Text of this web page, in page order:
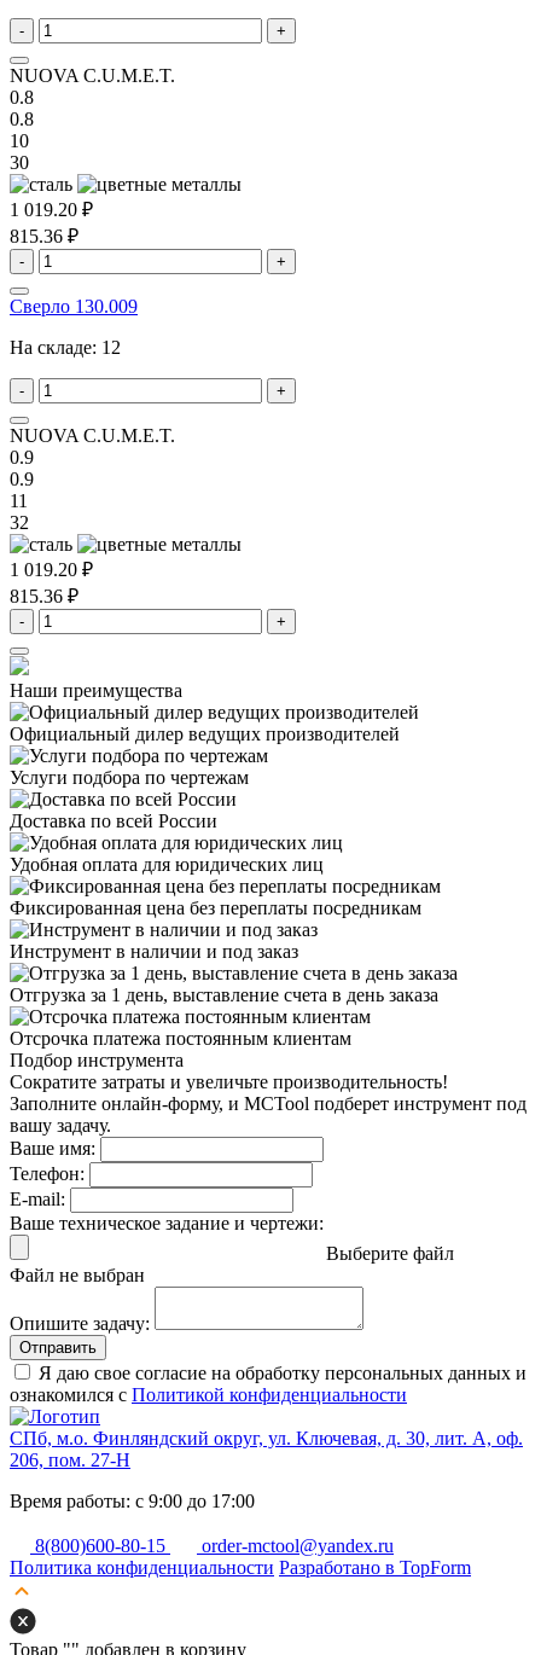
- +
NUOVA C.U.M.E.T.
0.8
0.8
10
30
1 019.20 ₽
815.36 ₽
- +
Сверло 130.009
На складе: 12
- +
NUOVA C.U.M.E.T.
0.9
0.9
11
32
1 019.20 ₽
815.36 ₽
- +
Наши преимущества
Официальный дилер ведущих производителей
Услуги подбора по чертежам
Доставка по всей России
Удобная оплата для юридических лиц
Фиксированная цена без переплаты посредникам
Инструмент в наличии и под заказ
Отгрузка за 1 день, выставление счета в день заказа
Отсрочка платежа постоянным клиентам
Подбор инструмента
Сократите затраты и увеличьте производительность!
Заполните онлайн-форму, и MCTool подберет инструмент под
вашу задачу.
Ваше имя:
Телефон:
E-mail:
Ваше техническое задание и чертежи:
Выберите файл
Файл не выбран
Опишите задачу:
Отправить
Я даю свое согласие на обработку персональных данных и
ознакомился с Политикой конфиденциальности
СПб, м.о. Финляндский округ, ул. Ключевая, д. 30, лит. А, оф.
206, пом. 27-Н
Время работы: с 9:00 до 17:00
8(800)600-80-15
order-mctool@yandex.ru
Политика конфиденциальности Разработано в TopForm
Товар "" добавлен в корзину